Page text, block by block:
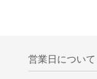
営業日について